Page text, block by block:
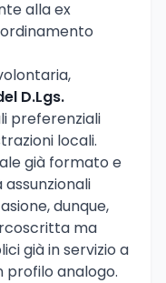
alla ex
D.Lgs.
preferenziali
locali.
già formato e
dunque,
ma
già in servizio a
analogo.